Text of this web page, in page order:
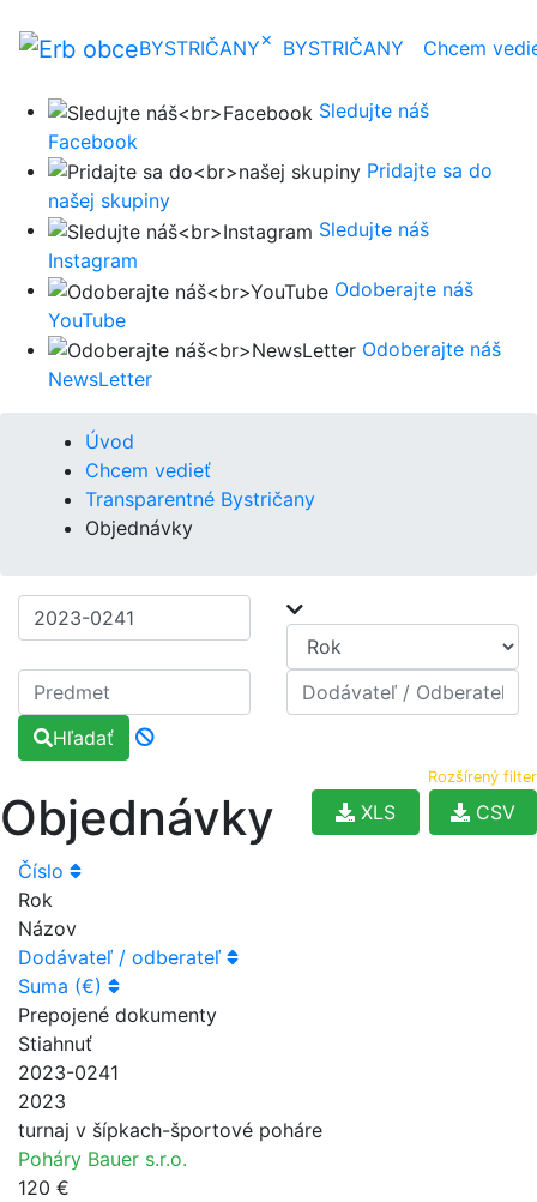
BYSTRIČANY× BYSTRIČANY Chcem
Sledujte náš
Facebook
Pridajte sa do
našej skupiny
Sledujte náš
Instagram
Odoberajte náš
YouTube
Odoberajte náš
NewsLetter
Úvod
Chcem vedieť
Transparentné Bystričany
Objednávky
Hľadať
Rozšírený filter
Objednávky CSV
XLS
Číslo
Rok
Názov
Dodávateľ / odberateľ
Suma (€)
Prepojené dokumenty
Stiahnuť
2023-0241
2023
turnaj v šípkach-športové poháre
Poháry Bauer s.r.o.
120 €